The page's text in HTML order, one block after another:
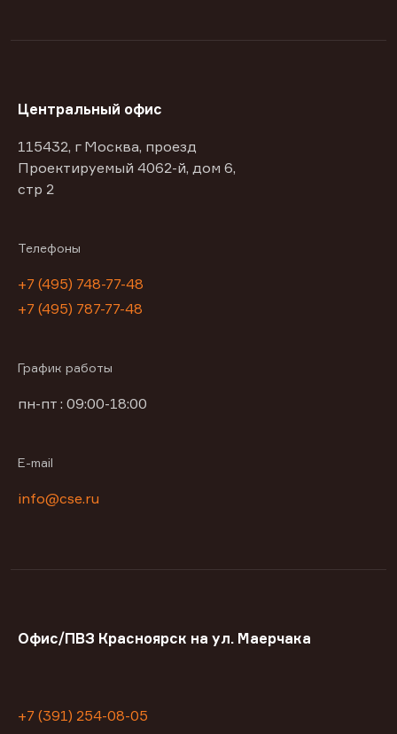
Центральный офис
115432, г Москва, проезд
Проектируемый 4062-й, дом 6,
стр 2
Телефоны
+7 (495) 748-77-48
+7 (495) 787-77-48
График работы
пн-пт : 09:00-18:00
E-mail
info@cse.ru
Офис/ПВЗ Красноярск на ул. Маерчака
+7 (391) 254-08-05